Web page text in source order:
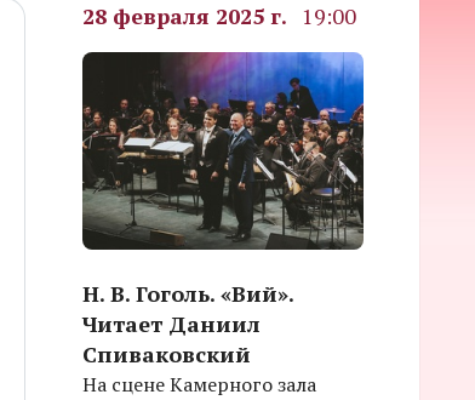
28 февраля 2025 г. 19:00
Н. В. Гоголь. «Вий».
Читает Даниил
Спиваковский
На сцене Камерного зала